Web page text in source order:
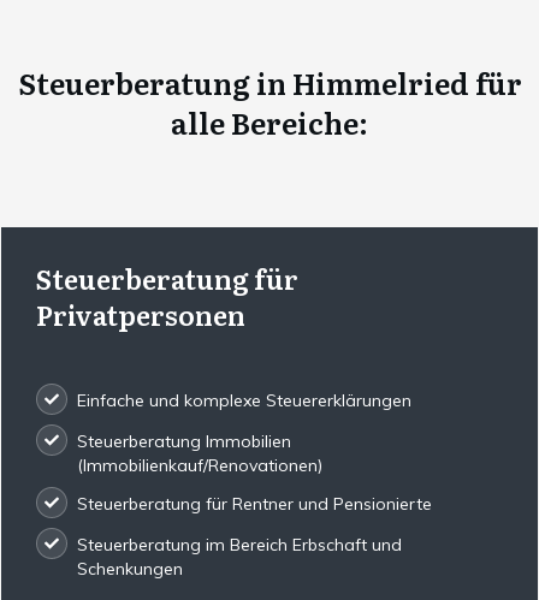
Steuerberatungin Himmelried für
alle Bereiche:
Steuerberatung für
Privatpersonen
Einfache und komplexe Steuererklärungen
Steuerberatung Immobilien
(Immobilienkauf/Renovationen)
Steuerberatung für Rentner und Pensionierte
Steuerberatung im Bereich Erbschaft und
Schenkungen